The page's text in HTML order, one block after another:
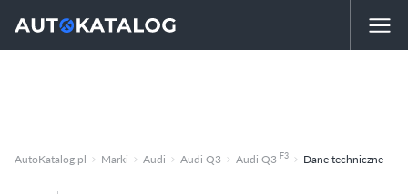
AutoKatalog.pl Marki Audi Audi Q3 Audi Q3 F3 Dane techniczne